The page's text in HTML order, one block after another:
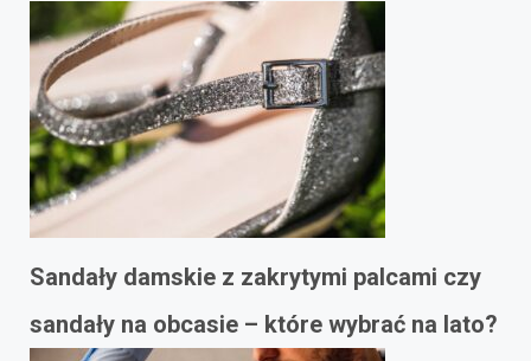
Sandały damskie z zakrytymi palcami czy
sandały na obcasie – które wybrać na lato?